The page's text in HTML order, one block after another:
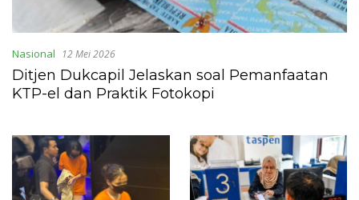
Nasional 12 Mei 2026
Ditjen Dukcapil Jelaskan soal Pemanfaatan
KTP-el dan Praktik Fotokopi